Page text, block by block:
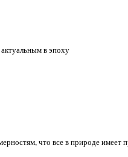
в эпоху
что все в природе имеет